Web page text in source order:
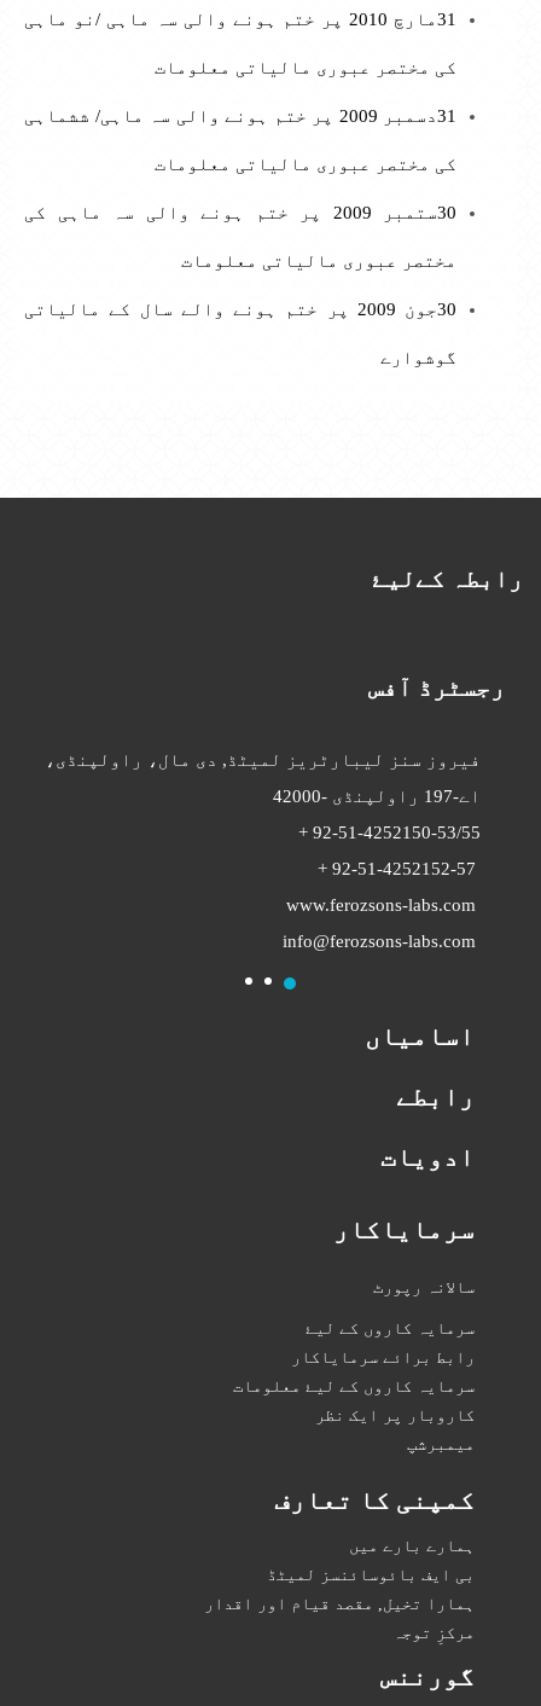
31مارچ 2010 پر ختم ہونے والی سہ ماہی /نو ماہی
کی مختصر عبوری مالیاتی معلومات
31دسمبر 2009 پر ختم ہونے والی سہ ماہی/ ششماہی
کی مختصر عبوری مالیاتی معلومات
30ستمبر 2009 پر ختم ہونے والی سہ ماہی کی
مختصر عبوری مالیاتی معلومات
30جون 2009 پر ختم ہونے والے سال کے مالیاتی
گوشوارے
رابطہ کےلیۓ
رجسٹرڈ آفس
فیروز سنز لیبارٹریز لمیٹڈ, دی مال، راولپنڈی،
اے-197
راولپنڈی -42000
92-51-4252150-53/55
+
+
www.ferozsons-labs.com
info@ferozsons-labs.com
1
2
اسامیاں
رابطے
ادویات
سرمایاکار
سالانہ رپورٹ
سرمایہ کاروں کے لیۓ
رابط برائے سرمایاکار
سرمایہ کاروں کے لیۓ معلومات
کاروبار پر ایک نظر
میمبرشپ
کمپنی کا تعارف
ہمارے بارے میں
بی ایف بائوسائنسز لمیٹڈ
ہمارا تخیل, مقصد قیام اور اقدار
مرکزِ توجہ
گورننس